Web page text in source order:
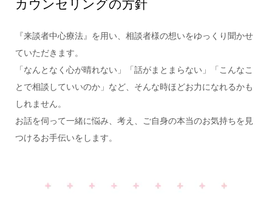
カウンセリングの方針
『来談者中心療法』を用い、相談者様の想いをゆっくり聞かせ
ていただきます。
「なんとなく心が晴れない」「話がまとまらない」「こんなこ
とで相談していいのか」など、そんな時ほどお力になれるかも
しれません。
お話を伺って一緒に悩み、考え、ご自身の本当のお気持ちを見
つけるお手伝いをします。